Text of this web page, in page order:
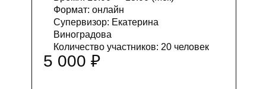
Формат: онлайн
Супервизор: Екатерина
Виноградова
Количество участников: 20 человек
5 000 ₽